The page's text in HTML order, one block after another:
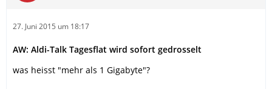
27. Juni 2015 um 18:17
AW: Aldi-Talk Tagesflat wird sofort gedrosselt
was heisst "mehr als 1 Gigabyte"?